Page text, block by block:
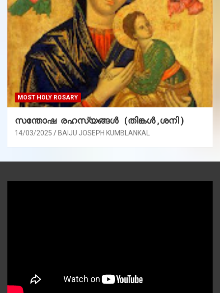
MOST HOLY ROSARY
സന്തോഷ രഹസ്യങ്ങൾ (തിങ്കൾ ,ശനി )
14/03/2025 BAIJU JOSEPH KUMBLANKAL